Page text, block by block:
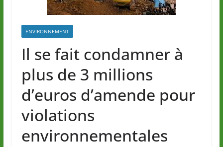
ENVIRONNEMENT
Il se fait condamner à
plus de 3 millions
d’euros d’amende pour
violations
environnementales